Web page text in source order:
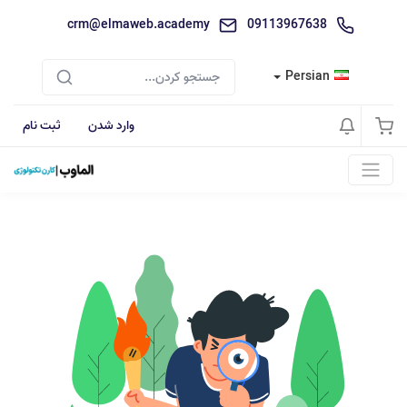
09113967638
crm@elmaweb.academy
Persian
وارد شدن ثبت نام